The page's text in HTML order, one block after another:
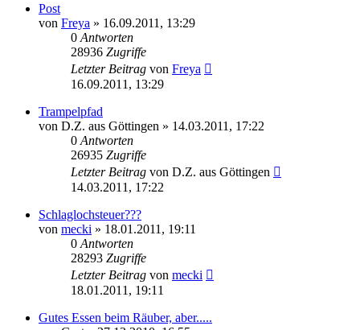
Post
von Freya » 16.09.2011, 13:29
0 Antworten
28936 Zugriffe
Letzter Beitrag von Freya
16.09.2011, 13:29
Trampelpfad
von D.Z. aus Göttingen » 14.03.2011, 17:22
0 Antworten
26935 Zugriffe
Letzter Beitrag von D.Z. aus Göttingen
14.03.2011, 17:22
Schlaglochsteuer???
von mecki » 18.01.2011, 19:11
0 Antworten
28293 Zugriffe
Letzter Beitrag von mecki
18.01.2011, 19:11
Gutes Essen beim Räuber, aber.....